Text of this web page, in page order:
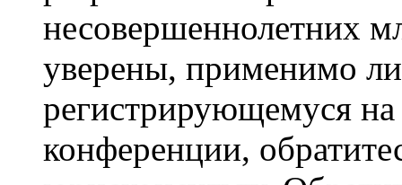
несовершеннолетних
уверены, применимо
регистрирующемуся
конференции,